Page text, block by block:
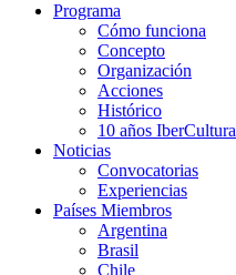
Programa
Cómo funciona
Concepto
Organización
Acciones
Histórico
10 años IberCultura
Noticias
Convocatorias
Experiencias
Países Miembros
Argentina
Brasil
Chile